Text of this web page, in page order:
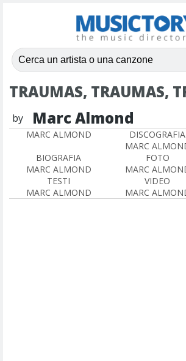
TRAUMAS, TRAUMAS,
by Marc Almond
MARC ALMOND
DISCOGRAFIA
MARC
BIOGRAFIA
MARC ALMOND
FOTO
MARC
TESTI
MARC ALMOND
VIDEO
MARC